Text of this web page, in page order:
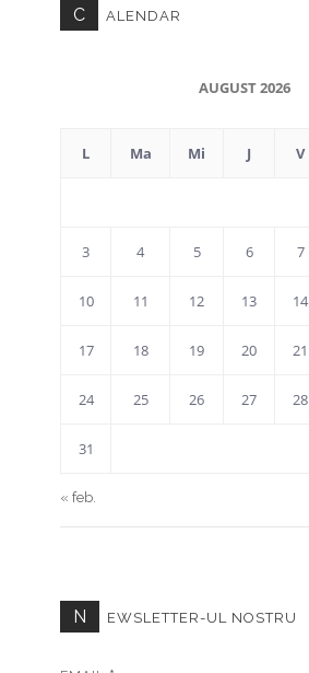
C ALENDAR
AUGUST 2026
L Ma Mi J V
3 4 5 6 7
10 11 12 13 14
17 18 19 20 21
24 25 26 27 28
31
« feb.
N EWSLETTER-UL NOSTRU